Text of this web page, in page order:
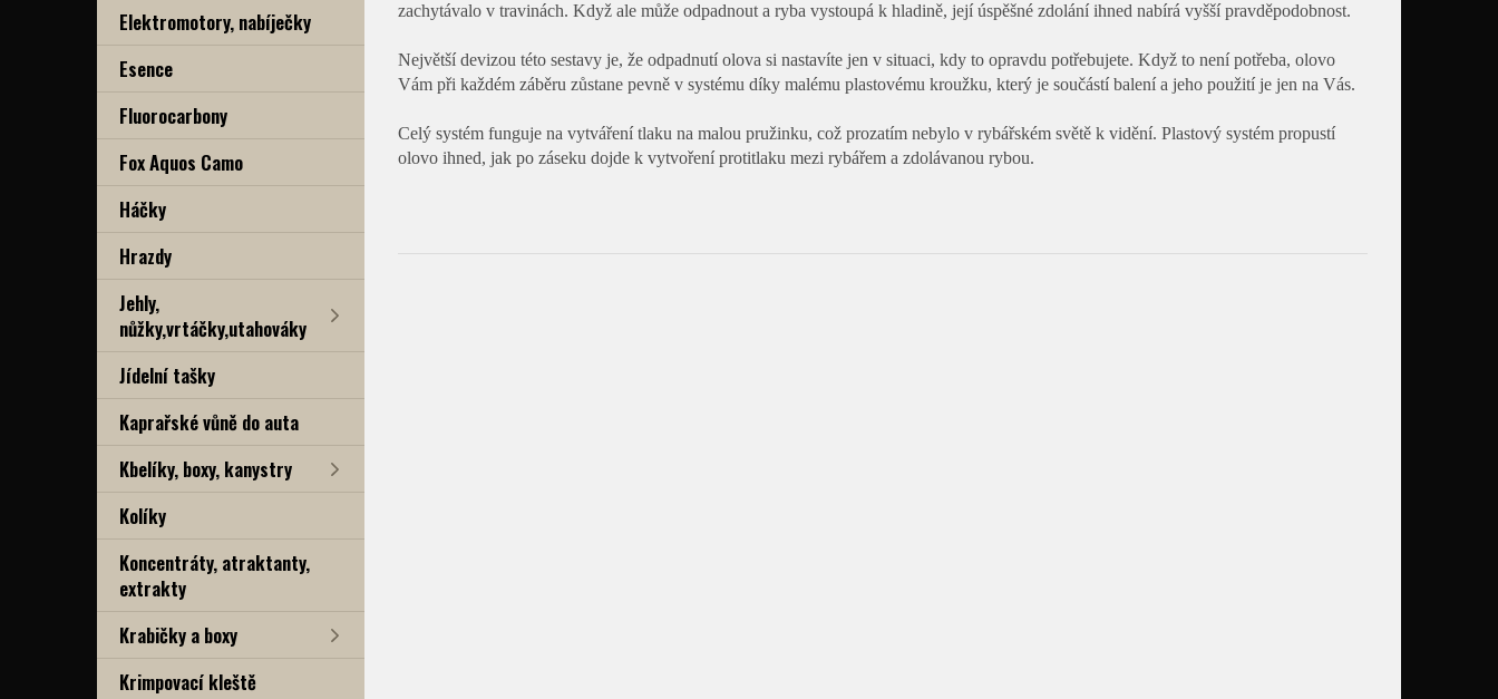
Elektromotory, nabíječky
Esence
Fluorocarbony
Fox Aquos Camo
Háčky
Hrazdy
Jehly,
nůžky,vrtáčky,utahováky
Jídelní tašky
Kaprařské vůně do auta
Kbelíky, boxy, kanystry
Kolíky
Koncentráty, atraktanty,
extrakty
Krabičky a boxy
Krimpovací kleště
zachytávalo v travinách. Když ale může odpadnout a ryba vystoupá k hladině, její úspěšné zdolání ihned nabírá vyšší pravděpodobnost.
Největší devizou této sestavy je, že odpadnutí olova si nastavíte jen v situaci, kdy to opravdu potřebujete. Když to není potřeba, olovo
Vám při každém záběru zůstane pevně v systému díky malému plastovému kroužku, který je součástí balení a jeho použití je jen na Vás.
Celý systém funguje na vytváření tlaku na malou pružinku, což prozatím nebylo v rybářském světě k vidění. Plastový systém propustí
olovo ihned, jak po záseku dojde k vytvoření protitlaku mezi rybářem a zdolávanou rybou.